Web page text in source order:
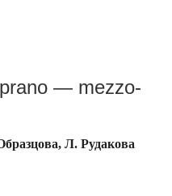
— mezzo-
Л. Рудакова